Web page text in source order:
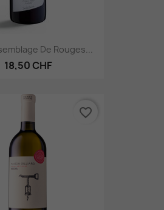
De Rouges...
18,50 CHF
favorite_border